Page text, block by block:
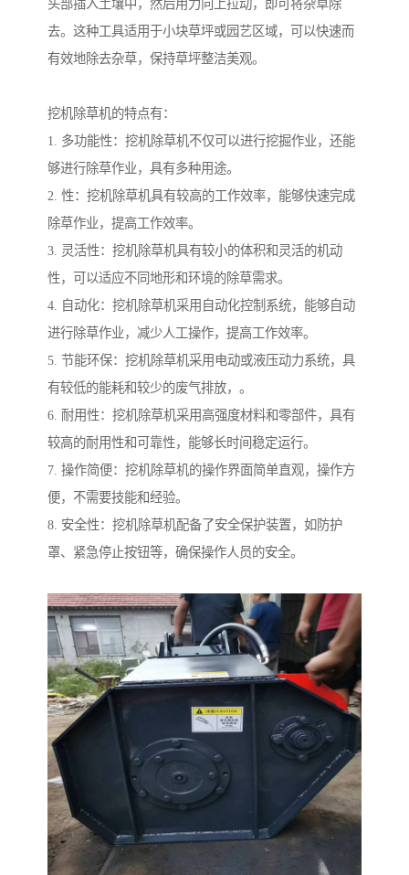
头部插入土壤中，然后用力向上拉动，即可将杂草除
去。这种工具适用于小块草坪或园艺区域，可以快速而
有效地除去杂草，保持草坪整洁美观。
挖机除草机的特点有：
1. 多功能性：挖机除草机不仅可以进行挖掘作业，还能
够进行除草作业，具有多种用途。
2. 性：挖机除草机具有较高的工作效率，能够快速完成
除草作业，提高工作效率。
3. 灵活性：挖机除草机具有较小的体积和灵活的机动
性，可以适应不同地形和环境的除草需求。
4. 自动化：挖机除草机采用自动化控制系统，能够自动
进行除草作业，减少人工操作，提高工作效率。
5. 节能环保：挖机除草机采用电动或液压动力系统，具
有较低的能耗和较少的废气排放，。
6. 耐用性：挖机除草机采用高强度材料和零部件，具有
较高的耐用性和可靠性，能够长时间稳定运行。
7. 操作简便：挖机除草机的操作界面简单直观，操作方
便，不需要技能和经验。
8. 安全性：挖机除草机配备了安全保护装置，如防护
罩、紧急停止按钮等，确保操作人员的安全。